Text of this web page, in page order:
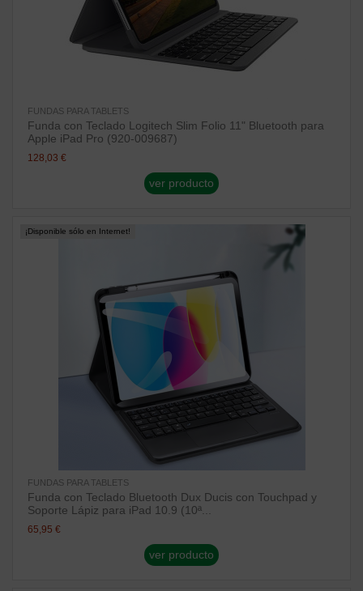
FUNDAS PARA TABLETS
Funda con Teclado Logitech Slim Folio 11" Bluetooth para
Apple iPad Pro (920-009687)
128,03 €
ver producto
¡Disponible sólo en Internet!
FUNDAS PARA TABLETS
Funda con Teclado Bluetooth Dux Ducis con Touchpad y
Soporte Lápiz para iPad 10.9 (10ª...
65,95 €
ver producto